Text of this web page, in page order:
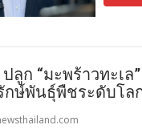
ก “มะพร้าวทะเล
กษ์พันธุ์พืชระดับโล